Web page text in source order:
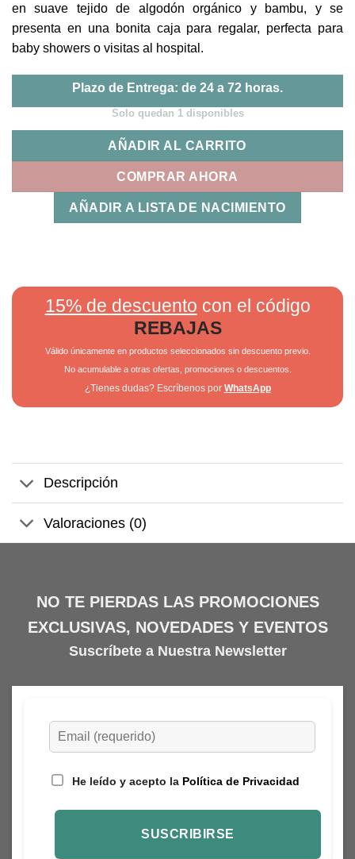
en suave tejido de algodón orgánico y bambu, y se
presenta en una bonita caja para regalar, perfecta para
baby showers o visitas al hospital.
Plazo de Entrega: de 24 a 72 horas.
Solo quedan 1 disponibles
AÑADIR AL CARRITO
COMPRAR AHORA
AÑADIR A LISTA DE NACIMIENTO
15% de descuento con el código
REBAJAS
Válido únicamente en productos seleccionados sin descuento previo.
No acumulable a otras ofertas, promociones o descuentos.
¿Tienes dudas? Escríbenos por WhatsApp
Descripción
Valoraciones (0)
NO TE PIERDAS LAS PROMOCIONES
EXCLUSIVAS, NOVEDADES Y EVENTOS
Suscríbete a Nuestra Newsletter
He leído y acepto la Política de Privacidad